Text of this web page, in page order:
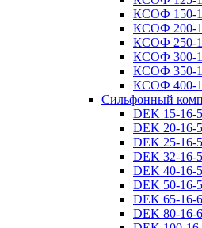
КСОФ 150-
КСОФ 200-
КСОФ 250-
КСОФ 300-
КСОФ 350-
КСОФ 400-
Сильфонный
DEK 15-16-
DEK 20-16-
DEK 25-16-
DEK 32-16-
DEK 40-16-
DEK 50-16-
DEK 65-16-
DEK 80-16-